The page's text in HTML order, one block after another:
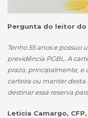
Pergunta do leitor do
Tenho 55 anos e
previdência PGBL. A
prazo, principalmente, e
carteira ou manter
destinar essa reserva
Leticia Camargo,